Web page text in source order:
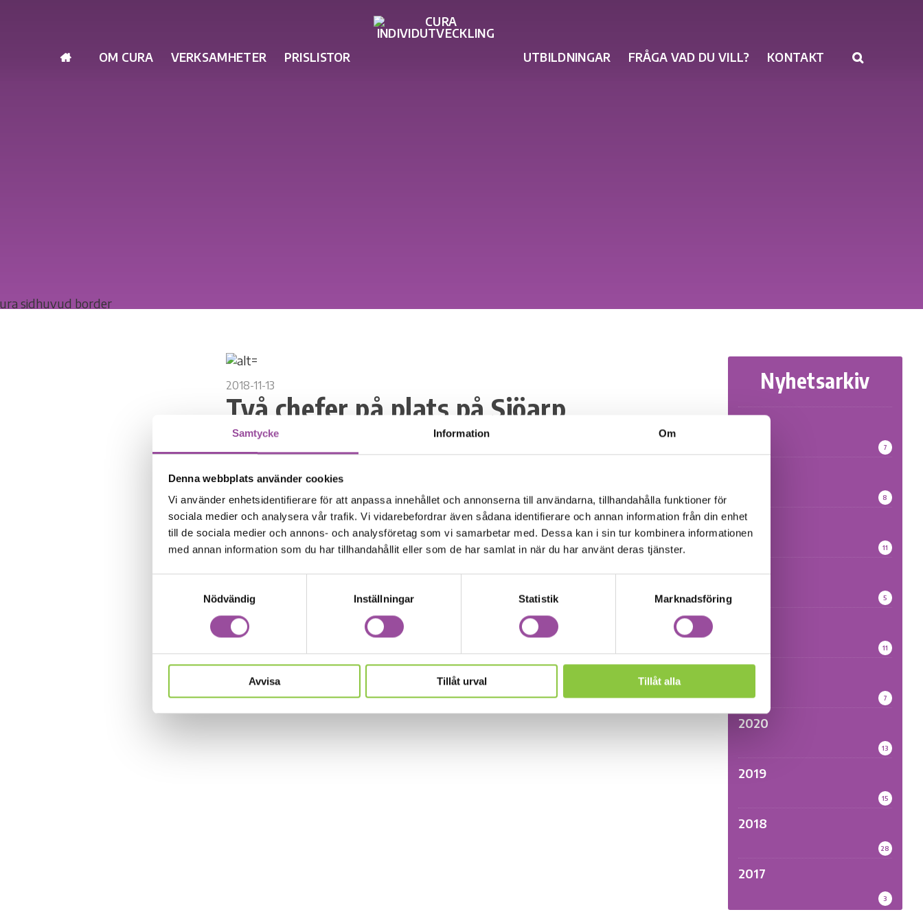
Samtycke Information Om
Denna webbplats använder cookies
Vi använder enhetsidentifierare för att anpassa innehållet och annonserna till användarna, tillhandahålla funktioner för
sociala medier och analysera vår trafik. Vi vidarebefordrar även sådana identifierare och annan information från din enhet
till de sociala medier och annons- och analysföretag som vi samarbetar med. Dessa kan i sin tur kombinera informationen
med annan information som du har tillhandahållit eller som de har samlat in när du har använt deras tjänster.
Nödvändig
Inställningar Statistik Marknadsföring
Avvisa Tillåt urval Tillåt alla
OM CURA VERKSAMHETER PRISLISTOR UTBILDNINGAR FRÅGA VAD DU VILL? KONTAKT
2018-11-13
Två chefer på plats på Sjöarp
Cura är glada att ha Sjöarps nya verksamhetschef Sofia Landerman-Rejhed på plats.
Gruppbostäder med daglig verksamhet.
Det känns fantastiskt att ha möjlighet att möta våra medlemskommuners behov
genom att kunna rekrytera kompetent och erfaren personal, säger områdeschef
Anette Rasmusson med ett leende.
Välkommen Sofia!
DELA:
Nyhetsarkiv
2026
7
8
2024
11
2023
5
11
7
2020
13
2019
15
2018
28
2017
3